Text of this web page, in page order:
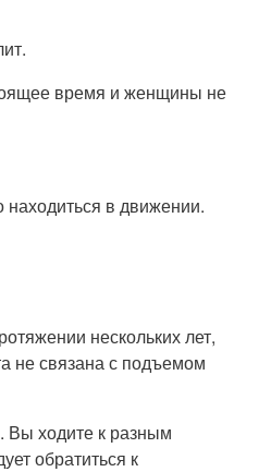
время и женщины не
находиться в движении.
нескольких лет,
не связана с подъемом
Вы ходите к разным
обратиться к